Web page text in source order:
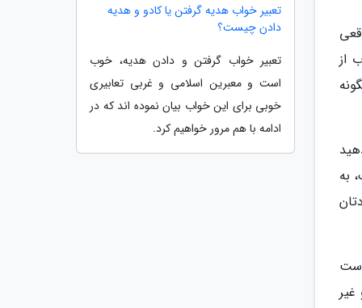
از
به
تعبیر خواب هدیه گرفتن یا کادو و هدیه
دادن چیست؟
تعبیر خواب گرفتن و دادن هدیه، خوب
است و معبرین اسلامی و غربی تعابیری
خوبی برای این خواب بیان نموده اند که در
ادامه با هم مرور خواهیم کرد.